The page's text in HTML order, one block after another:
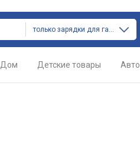
только зарядки для гаджетов
Дом Детские товары Авто